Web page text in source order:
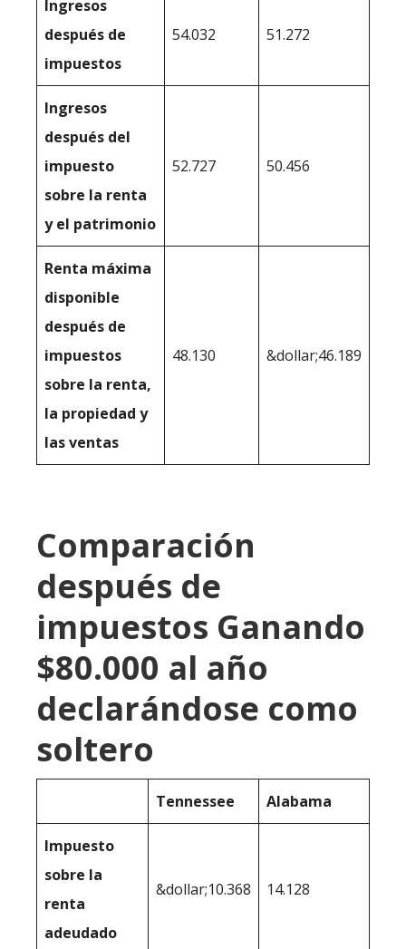
Ingresos
después de
impuestos
54.032 51.272
Ingresos
después del
impuesto
sobre la renta
y el patrimonio
52.727 50.456
Renta máxima
disponible
después de
impuestos
sobre la renta,
la propiedad y
las ventas
48.130 &dollar;46.189
Comparación
después de
impuestos Ganando
$80.000 al año
declarándose como
soltero
Tennessee Alabama
Impuesto
sobre la
renta
adeudado
&dollar;10.368 14.128